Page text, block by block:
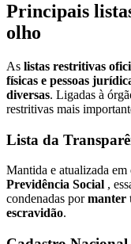
Principais
olho
As listas restritivas
físicas e pessoas
diversas. Ligadas à
restritivas mais
Lista da
Mantida e atualizada
Previdência Social ,
condenadas pormanter
escravidão.